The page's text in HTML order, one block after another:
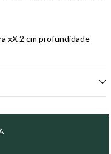
xX 2 cm profundidade